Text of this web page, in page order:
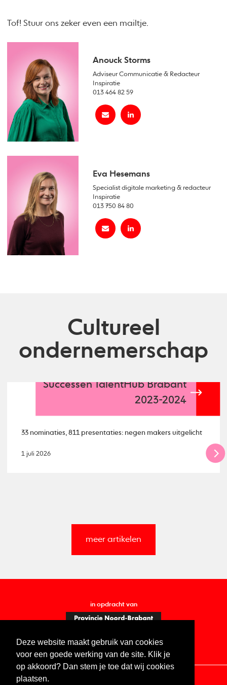
Deze website maakt gebruik van cookies
voor een goede werking van de site. Klik je
op akkoord? Dan stem je toe dat wij cookies
plaatsen.
Tof! Stuur ons zeker even een mailtje.
Anouck Storms
Adviseur Communicatie & Redacteur
Inspiratie
013 464 82 59
Eva Hesemans
Specialist digitale marketing & redacteur
Inspiratie
013 750 84 80
Cultureel
ondernemerschap
Successen TalentHub Brabant
2023-2024
33 nominaties, 811 presentaties: negen makers uitgelicht
1 juli 2026
meer artikelen
in opdracht van